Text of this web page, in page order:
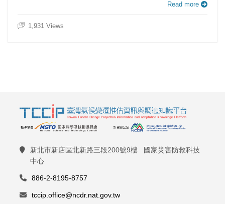
Read more
1,931 Views
新北市新店區北新路三段200號9樓 國家災害防救科技
中心
886-2-8195-8757
tccip.office@ncdr.nat.gov.tw